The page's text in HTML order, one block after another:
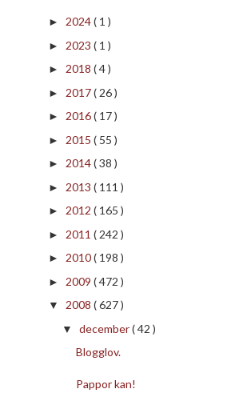
► 2024( 1 )
► 2023 ( 1 )
► 2018 ( 4 )
► 2017( 26 )
► 2016( 17 )
► 2015 ( 55 )
► 2014( 38 )
► 2013 ( 111 )
► 2012 ( 165 )
► 2011 ( 242 )
► 2010( 198 )
► 2009 ( 472 )
▼ 2008 ( 627 )
▼ december( 42 )
Blogglov.
Pappor kan!